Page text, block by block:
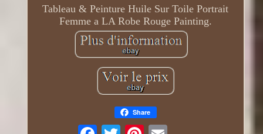
Tableau & Peinture Huile Sur Toile Portrait
Femme a LA Robe Rouge Painting.
Share